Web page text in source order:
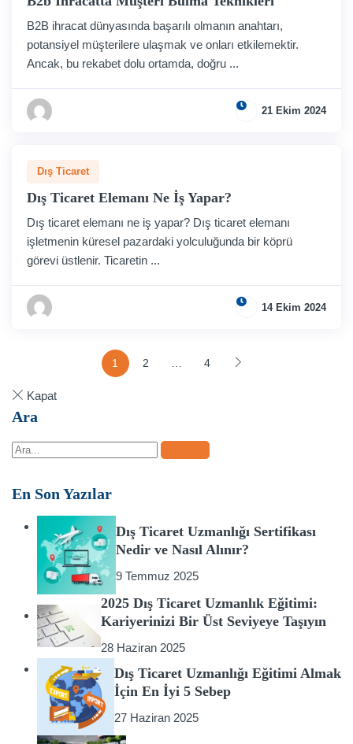
B2B ihracat dünyasında başarılı olmanın anahtarı,
potansiyel müşterilere ulaşmak ve onları etkilemektir.
Ancak, bu rekabet dolu ortamda, doğru ...
21 Ekim 2024
Dış Ticaret
Dış Ticaret Elemanı Ne İş Yapar?
Dış ticaret elemanı ne iş yapar? Dış ticaret elemanı
işletmenin küresel pazardaki yolculuğunda bir köprü
görevi üstlenir. Ticaretin ...
14 Ekim 2024
1 2 4
Kapat
Ara
En Son Yazılar
Dış Ticaret Uzmanlığı Sertifikası
Nedir ve Nasıl Alınır?
9 Temmuz 2025
2025 Dış Ticaret Uzmanlık Eğitimi:
Kariyerinizi Bir Üst Seviyeye Taşıyın
28 Haziran 2025
Dış Ticaret Uzmanlığı Eğitimi Almak
İçin En İyi 5 Sebep
27 Haziran 2025